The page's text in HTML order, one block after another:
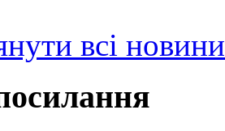
всі новини